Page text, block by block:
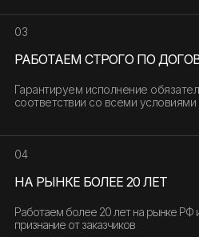
РАБОТАЕМ СТРОГО ПО
Гарантируем исполнение
соответствии со всеми условиями
03
НА РЫНКЕ БОЛЕЕ 20 ЛЕТ
Работаем более 20 лет на рынке РФ
признание от заказчиков
04